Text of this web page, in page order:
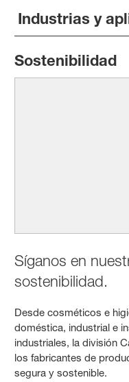
Industrias y
Sostenibilidad
Síganos en
sostenibilidad.
Desde cosméticos e
doméstica, industrial e
industriales, la división
los fabricantes de
segura y sostenible.